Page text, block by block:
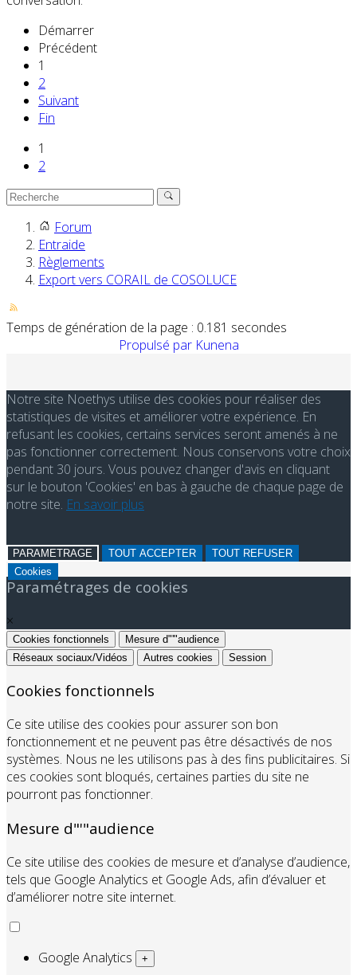
Démarrer
Précédent
1
2
Suivant
Fin
1
2
Forum
Entraide
Règlements
Export vers CORAIL de COSOLUCE
Temps de génération de la page : 0.181 secondes
Propulsé par Kunena
Notre site Noethys utilise des cookies pour réaliser des
statistiques de visites et améliorer votre expérience. En
refusant les cookies, certains services seront amenés à ne
pas fonctionner correctement. Nous conservons votre choix
pendant 30 jours. Vous pouvez changer d'avis en cliquant
sur le bouton 'Cookies' en bas à gauche de chaque page de
notre site. En savoir plus
PARAMETRAGE TOUT ACCEPTER
TOUT REFUSER
Cookies
Paramétrages de cookies
×
Cookies fonctionnels
Mesure d"'"audience
Réseaux sociaux/Vidéos
Autres cookies Session
Cookies fonctionnels
Ce site utilise des cookies pour assurer son bon
fonctionnement et ne peuvent pas être désactivés de nos
systèmes. Nous ne les utilisons pas à des fins publicitaires. Si
ces cookies sont bloqués, certaines parties du site ne
pourront pas fonctionner.
Mesure d"'"audience
Ce site utilise des cookies de mesure et d’analyse d’audience,
tels que Google Analytics et Google Ads, afin d’évaluer et
d’améliorer notre site internet.
Google Analytics +